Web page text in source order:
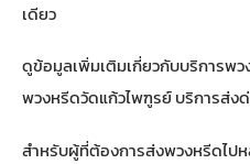
เดียว
ดูข้อมูลเพิ่มเติมเกี่ยวกับบริการพ
พวงหรีดวัดแก้วไพฑูรย์ บริการส่ง
สำหรับผู้ที่ต้องการส่งพวงหรีดไป